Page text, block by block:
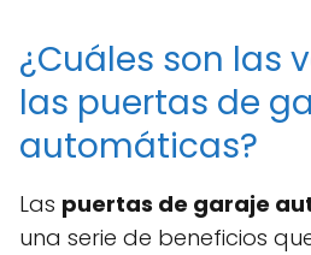
¿Cuáles son las
las puertas de
automáticas?
Las puertas de garaje
una serie de beneficios